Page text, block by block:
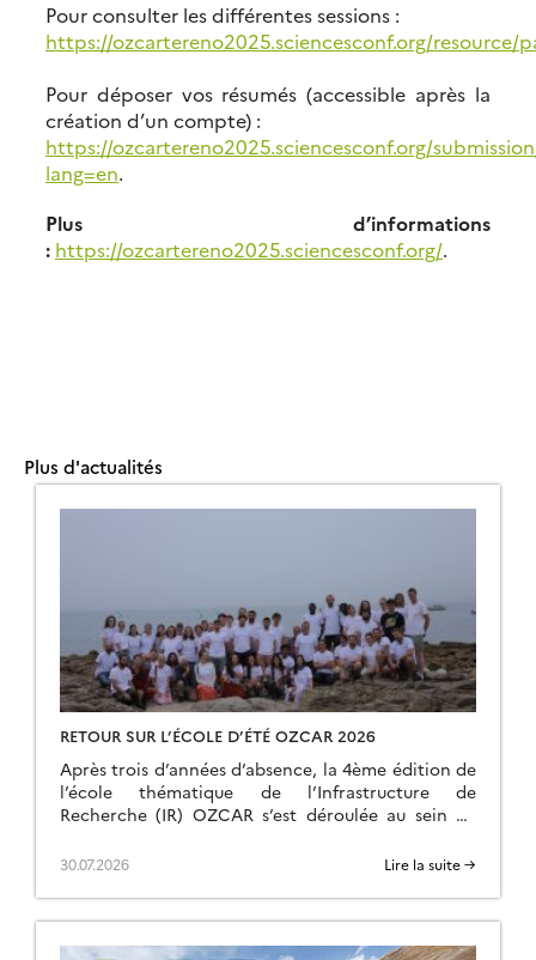
Pour consulter les différentes sessions :
https://ozcartereno2025.sciencesconf.org/resource/
Pour déposer vos résumés (accessible après la
création d’un compte) :
https://ozcartereno2025.sciencesconf.org/
lang=en.
Plus d’informations
: https://ozcartereno2025.sciencesconf.org/.
Plus d'actualités
RETOUR SUR L’ÉCOLE D’ÉTÉ OZCAR 2026
Après trois d’années d’absence, la 4ème édition de
l’école thématique de l’Infrastructure de
Recherche (IR) OZCAR s’est déroulée au sein du
kilomètres du site d’observation de Ploemeur-
d’Observation (SNO) H+. Ce sont 24 intervenants
et 35 étudiants qui ont ainsi été rassemblés et qui
ont fait le […]
30.07.2026 Lire la suite →